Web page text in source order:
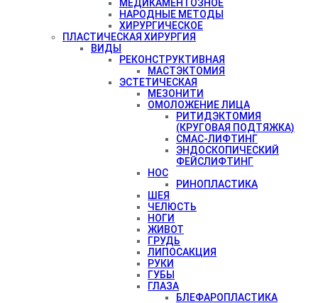
МЕДИКАМЕНТОЗНОЕ
НАРОДНЫЕ МЕТОДЫ
ХИРУРГИЧЕСКОЕ
ПЛАСТИЧЕСКАЯ ХИРУРГИЯ
ВИДЫ
РЕКОНСТРУКТИВНАЯ
МАСТЭКТОМИЯ
ЭСТЕТИЧЕСКАЯ
МЕЗОНИТИ
ОМОЛОЖЕНИЕ ЛИЦА
РИТИДЭКТОМИЯ
(КРУГОВАЯ ПОДТЯЖКА)
СМАС-ЛИФТИНГ
ЭНДОСКОПИЧЕСКИЙ
ФЕЙСЛИФТИНГ
НОС
РИНОПЛАСТИКА
ШЕЯ
ЧЕЛЮСТЬ
НОГИ
ЖИВОТ
ГРУДЬ
ЛИПОСАКЦИЯ
РУКИ
ГУБЫ
ГЛАЗА
БЛЕФАРОПЛАСТИКА